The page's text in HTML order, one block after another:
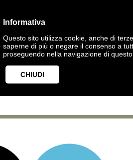
Informativa
Questo sito utilizza cookie, anche di
saperne di più o negare il consenso a
proseguendo nella navigazione di
CHIUDI